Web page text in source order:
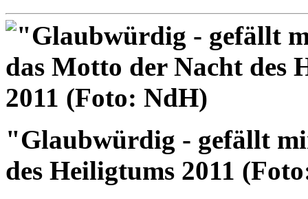
"Glaubwürdig - gefällt
des Heiligtums 2011